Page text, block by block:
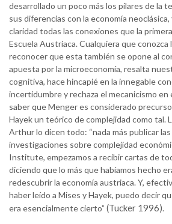
desarrollado un poco más los pilares de la
sus diferencias con la economía
claridad todas las conexiones que la
Escuela Austriaca. Cualquiera que conozca
reconocer que esta también se opone al
apuesta por la microeconomía, resalta
cognitiva, hace hincapié en la innegable
incertidumbre y rechaza el mecanicismo en
saber que Menger es considerado
Hayek un teórico de complejidad como tal.
Arthur lo dicen todo: “nada más publicar
investigaciones sobre complejidad
Institute, empezamos a recibir cartas de
diciendo que lo más que habíamos hecho
redescubrir la economía austriaca. Y,
haber leído a Mises y Hayek, puedo decir
era esencialmente cierto” (Tucker 1996).